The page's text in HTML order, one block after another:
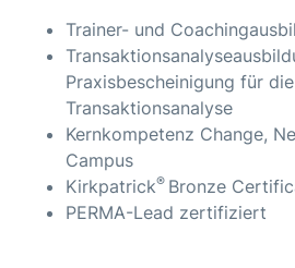
Trainer- und
Praxisbescheinigung für
Transaktionsanalyse
Kernkompetenz Change,
Campus
Kirkpatrick® Bronze
PERMA-Lead zertifiziert